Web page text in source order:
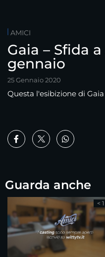
AMICI
Gaia – Sfida
gennaio
25 Gennaio 2020
Questa l'esibizione di
Guarda anche
<